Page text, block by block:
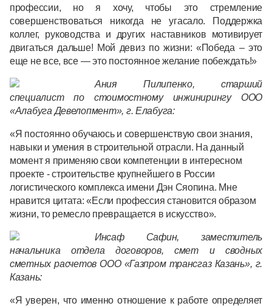
профессии, но я хочу, чтобы это стремление
совершенствоваться никогда не угасало. Поддержка
коллег, руководства и других наставников мотивирует
двигаться дальше! Мой девиз по жизни: «Победа – это
еще не все, все — это постоянное желание побеждать!»
АнияПилипенко, старший
специалист по стоимостному инжинирингу ООО
«Алабуга Девелопмент», г. Елабуга:
«Я постоянно обучаюсь и совершенствую свои знания,
навыки и умения в строительной отрасли. На данный
момент я применяю свои компетенции в интересном
проекте - строительстве крупнейшего в России
логистического комплекса имени Дэн Сяопина. Мне
нравится цитата: «Если профессия становится образом
жизни, то ремесло превращается в искусство».
Инсаф Сафин, заместитель
начальника отдела договоров, смет и сводных
сметных расчетов ООО «Газпром трансгаз Казань», г.
Казань:
«Я уверен, что именно отношение к работе определяет